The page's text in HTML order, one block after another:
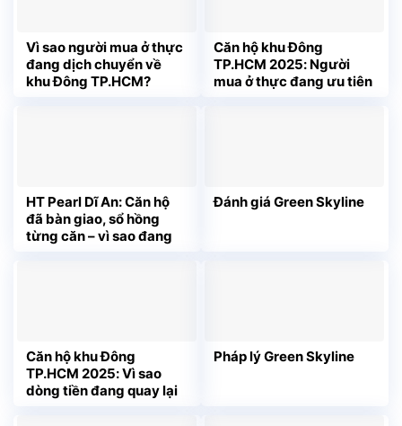
Vì sao người mua ở thực
đang dịch chuyển về
khu Đông TP.HCM?
Căn hộ khu Đông
TP.HCM 2025: Người
mua ở thực đang ưu tiên
HT Pearl Dĩ An: Căn hộ
đã bàn giao, sổ hồng
từng căn – vì sao đang
Đánh giá Green Skyline
Căn hộ khu Đông
TP.HCM 2025: Vì sao
dòng tiền đang quay lại
Pháp lý Green Skyline